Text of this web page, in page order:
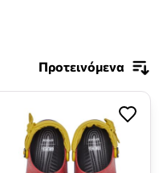
Προτεινόμενα